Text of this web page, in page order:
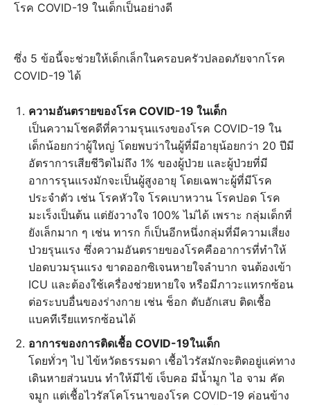
โรค COVID-19 ในเด็กเป็นอย่างดี
ซึ่ง 5 ข้อนี้จะช่วยให้เด็กเล็กในครอบครัวปลอดภัยจากโรค
COVID-19 ได้
ความอันตรายของโรค COVID-19 ในเด็ก
เป็นความโชคดีที่ความรุนแรงของโรค COVID-19 ใน
เด็กน้อยกว่าผู้ใหญ่ โดยพบว่าในผู้ที่มีอายุน้อยกว่า 20 ปีมี
อัตราการเสียชีวิตไม่ถึง 1% ของผู้ป่วย และผู้ป่วยที่มี
อาการรุนแรงมักจะเป็นผู้สูงอายุ โดยเฉพาะผู้ที่มีโรค
ประจำตัว เช่น โรคหัวใจ โรคเบาหวาน โรคปอด โรค
มะเร็งเป็นต้น แต่ยังวางใจ 100% ไม่ได้ เพราะ กลุ่มเด็กที่
ยังเล็กมาก ๆ เช่น ทารก ก็เป็นอีกหนึ่งกลุ่มที่มีความเสี่ยง
ป่วยรุนแรง ซึ่งความอันตรายของโรคคืออาการที่ทำให้
ปอดบวมรุนแรง ขาดออกซิเจนหายใจลำบาก จนต้องเข้า
ICU และต้องใช้เครื่องช่วยหายใจ หรือมีภาวะแทรกซ้อน
ต่อระบบอื่นของร่างกาย เช่น ช็อก ตับอักเสบ ติดเชื้อ
แบคทีเรียแทรกซ้อนได้
อาการของการติดเชื้อ COVID-19ในเด็ก
โดยทั่วๆ ไป ไข้หวัดธรรมดา เชื้อไวรัสมักจะติดอยู่แค่ทาง
เดินหายส่วนบน ทำให้มีไข้ เจ็บคอ มีน้ำมูก ไอ จาม คัด
จมูก แต่เชื้อไวรัสโคโรนาของโรค COVID-19 ค่อนข้าง